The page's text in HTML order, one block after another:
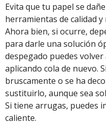
Evita que tu papel se
herramientas de calidad
Ahora bien, si ocurre,
para darle una solución
despegado puedes
aplicando cola de nuevo.
bruscamente o se ha
sustituirlo, aunque sea
Si tiene arrugas, puedes
caliente.